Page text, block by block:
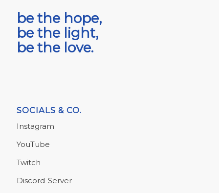
be the hope,
be the light,
be the love.
SOCIALS & CO.
Instagram
YouTube
Twitch
Discord-Server